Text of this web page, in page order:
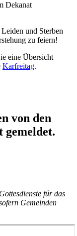
Dekanat
und Sterben
zu feiern!
eine Übersicht
Karfreitag.
von den
gemeldet.
für das
Gemeinden